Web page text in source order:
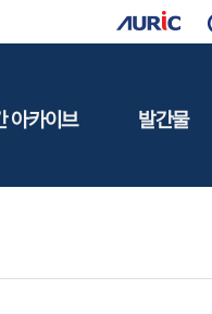
아카이브 발간물
건축도시연구